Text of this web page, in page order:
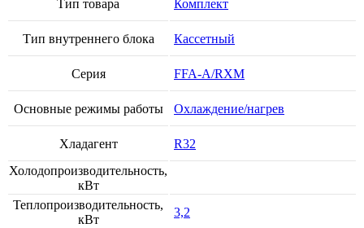
Тип товара Комплект
Тип внутреннего блока Кассетный
Серия FFA-A/RXM
Основные режимы работы Охлаждение/нагрев
Хладагент
R32
Холодопроизводительность,
кВт
Теплопроизводительность,
кВт
3,2